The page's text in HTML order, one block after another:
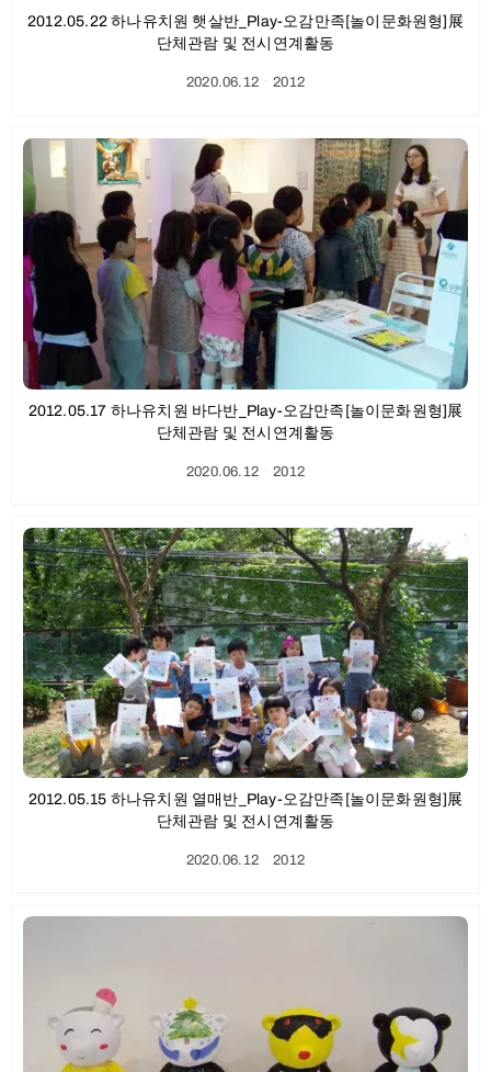
2012.05.22 하나유치원 햇살반_Play-오감만족[놀이문화원형]展
단체관람 및 전시연계활동
2020.06.12ㆍ2012
2012.05.17 하나유치원 바다반_Play-오감만족[놀이문화원형]展
단체관람 및 전시연계활동
2020.06.12ㆍ2012
2012.05.15 하나유치원 열매반_Play-오감만족[놀이문화원형]展
단체관람 및 전시연계활동
2020.06.12ㆍ2012